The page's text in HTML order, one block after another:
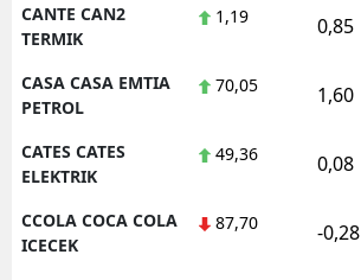
CANTE CAN2
TERMIK
1,19 0,85
CASA CASA EMTIA
PETROL
70,05 1,60
CATES CATES
ELEKTRIK
49,36 0,08
CCOLA COCA COLA
ICECEK
87,70 -0,28